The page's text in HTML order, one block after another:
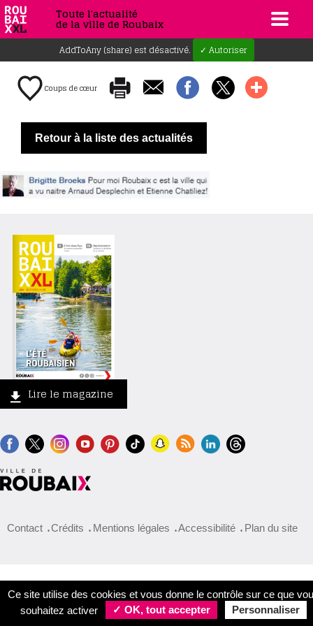
Toute l'actualité
de la ville de Roubaix
AddToAny (share) est désactivé. ✓ Autoriser
Coups de cœur
Retour à la liste des actualités
Lire le magazine
Contact Crédits Mentions légales Accessibilité Plan du site
Ce site utilise des cookies et vous donne le contrôle sur ce que
souhaitez activer
✓ OK, tout accepter Personnaliser